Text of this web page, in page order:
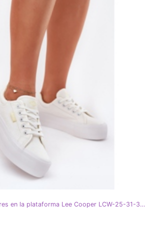
Zapatillas para mujeres en la plataforma Lee Cooper LCW-25-31-3450L White blanco